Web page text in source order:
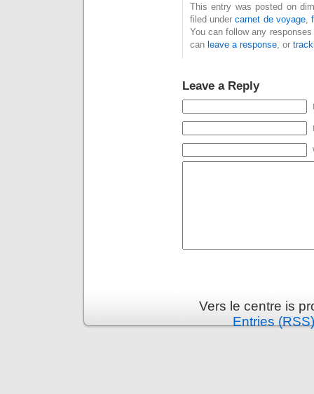
This entry was posted on
filed undercarnet de voyage,
You can follow any
can leave a response , or
Leave a Reply
Vers le centre is
Entries (RSS)